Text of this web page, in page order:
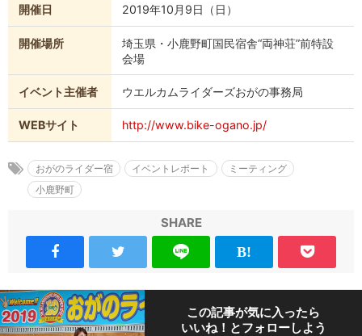
開催日 2019年10月9日（日）
開催場所
埼玉県・小鹿野町国民宿舎“両神荘”前特設
会場
イベント主催者 ウエルカムライダーズおがの事務局
WEBサイト http://www.bike-ogano.jp/
おがのライダー宿 イベントレポート
ミーティング
小鹿野町
SHARE
この記事が気に入ったら
いいね！とフォローしよう